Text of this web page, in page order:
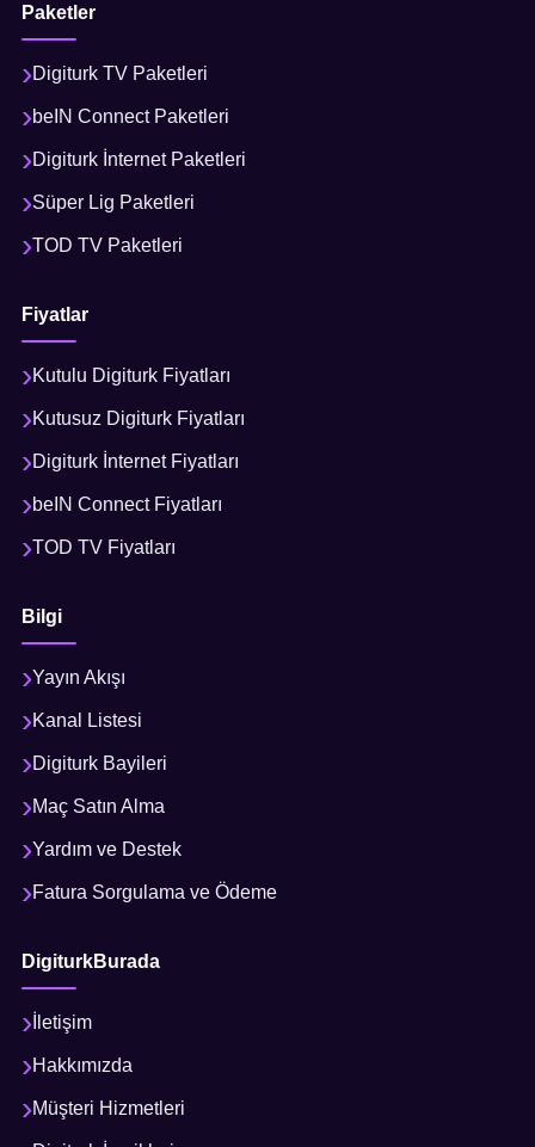
Paketler
Digiturk TV Paketleri
beIN Connect Paketleri
Digiturk İnternet Paketleri
Süper Lig Paketleri
TOD TV Paketleri
Fiyatlar
Kutulu Digiturk Fiyatları
Kutusuz Digiturk Fiyatları
Digiturk İnternet Fiyatları
beIN Connect Fiyatları
TOD TV Fiyatları
Bilgi
Yayın Akışı
Kanal Listesi
Digiturk Bayileri
Maç Satın Alma
Yardım ve Destek
Fatura Sorgulama ve Ödeme
DigiturkBurada
İletişim
Hakkımızda
Müşteri Hizmetleri